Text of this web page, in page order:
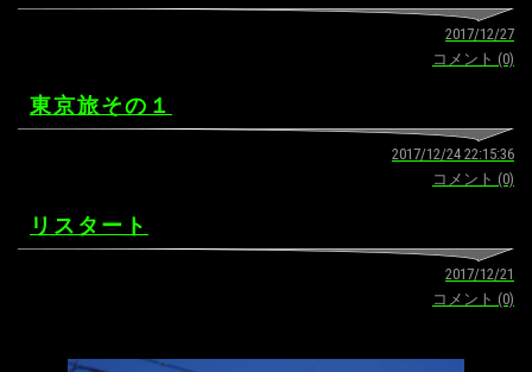
2017/12/27
コメント (0)
東京旅その１
2017/12/24 22:15:36
コメント (0)
リスタート
2017/12/21
コメント (0)